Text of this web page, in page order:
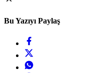
Bu Yazıyı Paylaş